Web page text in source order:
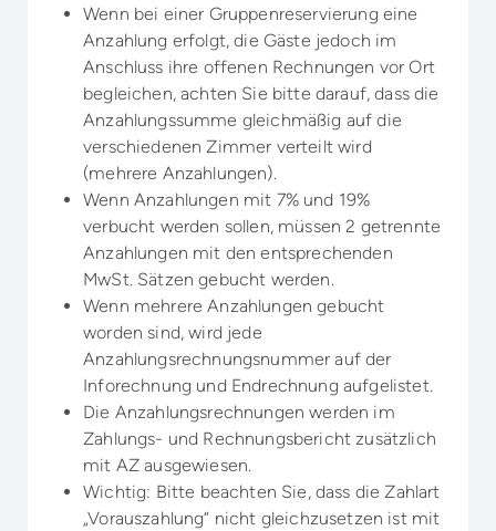
Wenn bei einer Gruppenreservierung eine
Anzahlung erfolgt, die Gäste jedoch im
Anschluss ihre offenen Rechnungen vor Ort
begleichen, achten Sie bitte darauf, dass die
Anzahlungssumme gleichmäßig auf die
verschiedenen Zimmer verteilt wird
(mehrere Anzahlungen).
Wenn Anzahlungen mit 7% und 19%
verbucht werden sollen, müssen 2 getrennte
Anzahlungen mit den entsprechenden
MwSt. Sätzen gebucht werden.
Wenn mehrere Anzahlungen gebucht
worden sind, wird jede
Anzahlungsrechnungsnummer auf der
Inforechnung und Endrechnung aufgelistet.
Die Anzahlungsrechnungen werden im
Zahlungs- und Rechnungsbericht zusätzlich
mit AZ ausgewiesen.
Wichtig: Bitte beachten Sie, dass die Zahlart
„Vorauszahlung“ nicht gleichzusetzen ist mit